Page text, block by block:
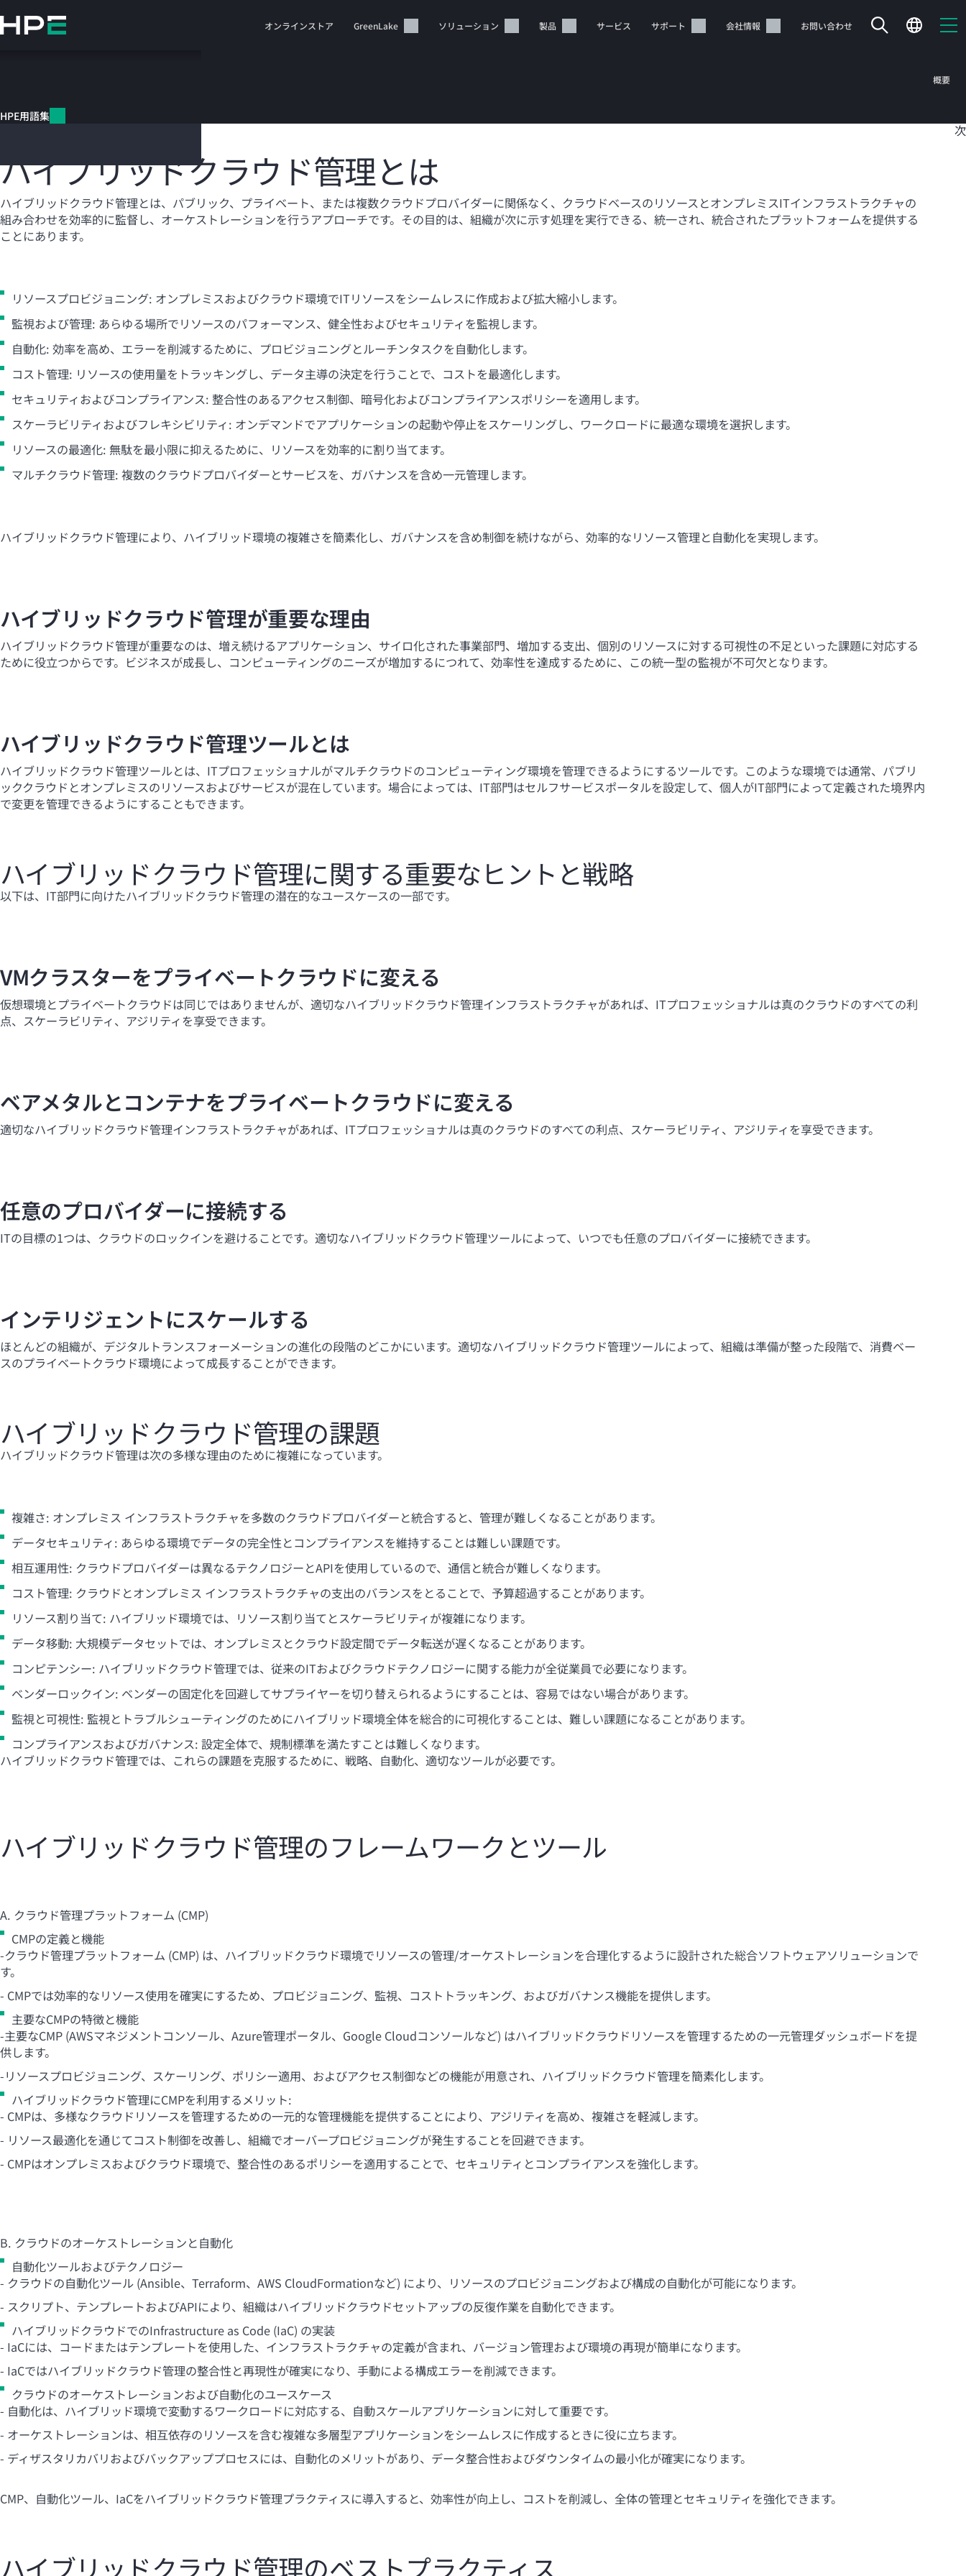
イ
ン
ス
キ
ッ
プ
す
る
オンラインストア GreenLake ソリューション 製品 サービス サポート 会社情報 お問い合わせ
カートは空です
概要
HPE用語集
ハイブリッドクラウド管理とは
ハイブリッドクラウド管理とは、パブリック、プライベート、または複数クラウドプロバイダーに関係なく、クラウドベースのリソースとオンプレミスITインフラストラクチャの
組み合わせを効率的に監督し、オーケストレーションを行うアプローチです。その目的は、組織が次に示す処理を実行できる、統一され、統合されたプラットフォームを提供する
ことにあります。
次
リソースプロビジョニング: オンプレミスおよびクラウド環境でITリソースをシームレスに作成および拡大縮小します。
監視および管理: あらゆる場所でリソースのパフォーマンス、健全性およびセキュリティを監視します。
自動化: 効率を高め、エラーを削減するために、プロビジョニングとルーチンタスクを自動化します。
コスト管理: リソースの使用量をトラッキングし、データ主導の決定を行うことで、コストを最適化します。
セキュリティおよびコンプライアンス: 整合性のあるアクセス制御、暗号化およびコンプライアンスポリシーを適用します。
スケーラビリティおよびフレキシビリティ: オンデマンドでアプリケーションの起動や停止をスケーリングし、ワークロードに最適な環境を選択します。
リソースの最適化: 無駄を最小限に抑えるために、リソースを効率的に割り当てます。
マルチクラウド管理: 複数のクラウドプロバイダーとサービスを、ガバナンスを含め一元管理します。
ハイブリッドクラウド管理により、ハイブリッド環境の複雑さを簡素化し、ガバナンスを含め制御を続けながら、効率的なリソース管理と自動化を実現します。
ハイブリッドクラウド管理が重要な理由
ハイブリッドクラウド管理が重要なのは、増え続けるアプリケーション、サイロ化された事業部門、増加する支出、個別のリソースに対する可視性の不足といった課題に対応する
ために役立つからです。ビジネスが成長し、コンピューティングのニーズが増加するにつれて、効率性を達成するために、この統一型の監視が不可欠となります。
ハイブリッドクラウド管理ツールとは
ハイブリッドクラウド管理ツールとは、ITプロフェッショナルがマルチクラウドのコンピューティング環境を管理できるようにするツールです。このような環境では通常、パブリ
ッククラウドとオンプレミスのリソースおよびサービスが混在しています。場合によっては、IT部門はセルフサービスポータルを設定して、個人がIT部門によって定義された境界内
で変更を管理できるようにすることもできます。
ハイブリッドクラウド管理に関する重要なヒントと戦略
以下は、IT部門に向けたハイブリッドクラウド管理の潜在的なユースケースの一部です。
VMクラスターをプライベートクラウドに変える
仮想環境とプライベートクラウドは同じではありませんが、適切なハイブリッドクラウド管理インフラストラクチャがあれば、ITプロフェッショナルは真のクラウドのすべての利
点、スケーラビリティ、アジリティを享受できます。
ベアメタルとコンテナをプライベートクラウドに変える
適切なハイブリッドクラウド管理インフラストラクチャがあれば、ITプロフェッショナルは真のクラウドのすべての利点、スケーラビリティ、アジリティを享受できます。
任意のプロバイダーに接続する
ITの目標の1つは、クラウドのロックインを避けることです。適切なハイブリッドクラウド管理ツールによって、いつでも任意のプロバイダーに接続できます。
インテリジェントにスケールする
ほとんどの組織が、デジタルトランスフォーメーションの進化の段階のどこかにいます。適切なハイブリッドクラウド管理ツールによって、組織は準備が整った段階で、消費ベー
スのプライベートクラウド環境によって成長することができます。
ハイブリッドクラウド管理の課題
ハイブリッドクラウド管理は次の多様な理由のために複雑になっています。
複雑さ: オンプレミス インフラストラクチャを多数のクラウドプロバイダーと統合すると、管理が難しくなることがあります。
データセキュリティ: あらゆる環境でデータの完全性とコンプライアンスを維持することは難しい課題です。
相互運用性: クラウドプロバイダーは異なるテクノロジーとAPIを使用しているので、通信と統合が難しくなります。
コスト管理: クラウドとオンプレミス インフラストラクチャの支出のバランスをとることで、予算超過することがあります。
リソース割り当て: ハイブリッド環境では、リソース割り当てとスケーラビリティが複雑になります。
データ移動: 大規模データセットでは、オンプレミスとクラウド設定間でデータ転送が遅くなることがあります。
コンピテンシー: ハイブリッドクラウド管理では、従来のITおよびクラウドテクノロジーに関する能力が全従業員で必要になります。
ベンダーロックイン: ベンダーの固定化を回避してサプライヤーを切り替えられるようにすることは、容易ではない場合があります。
監視と可視性: 監視とトラブルシューティングのためにハイブリッド環境全体を総合的に可視化することは、難しい課題になることがあります。
コンプライアンスおよびガバナンス: 設定全体で、規制標準を満たすことは難しくなります。
ハイブリッドクラウド管理では、これらの課題を克服するために、戦略、自動化、適切なツールが必要です。
ハイブリッドクラウド管理のフレームワークとツール
A. クラウド管理プラットフォーム (CMP)
CMPの定義と機能
-クラウド管理プラットフォーム (CMP) は、ハイブリッドクラウド環境でリソースの管理/オーケストレーションを合理化するように設計された総合ソフトウェアソリューションで
す。
- CMPでは効率的なリソース使用を確実にするため、プロビジョニング、監視、コストトラッキング、およびガバナンス機能を提供します。
主要なCMPの特徴と機能
-主要なCMP (AWSマネジメントコンソール、Azure管理ポータル、Google Cloudコンソールなど) はハイブリッドクラウドリソースを管理するための一元管理ダッシュボードを提
供します。
-リソースプロビジョニング、スケーリング、ポリシー適用、およびアクセス制御などの機能が用意され、ハイブリッドクラウド管理を簡素化します。
ハイブリッドクラウド管理にCMPを利用するメリット:
- CMPは、多様なクラウドリソースを管理するための一元的な管理機能を提供することにより、アジリティを高め、複雑さを軽減します。
- リソース最適化を通じてコスト制御を改善し、組織でオーバープロビジョニングが発生することを回避できます。
- CMPはオンプレミスおよびクラウド環境で、整合性のあるポリシーを適用することで、セキュリティとコンプライアンスを強化します。
B. クラウドのオーケストレーションと自動化
自動化ツールおよびテクノロジー
- クラウドの自動化ツール (Ansible、Terraform、AWS CloudFormationなど) により、リソースのプロビジョニングおよび構成の自動化が可能になります。
- スクリプト、テンプレートおよびAPIにより、組織はハイブリッドクラウドセットアップの反復作業を自動化できます。
ハイブリッドクラウドでのInfrastructure as Code (IaC) の実装
- IaCには、コードまたはテンプレートを使用した、インフラストラクチャの定義が含まれ、バージョン管理および環境の再現が簡単になります。
- IaCではハイブリッドクラウド管理の整合性と再現性が確実になり、手動による構成エラーを削減できます。
クラウドのオーケストレーションおよび自動化のユースケース
- 自動化は、ハイブリッド環境で変動するワークロードに対応する、自動スケールアプリケーションに対して重要です。
- オーケストレーションは、相互依存のリソースを含む複雑な多層型アプリケーションをシームレスに作成するときに役に立ちます。
- ディザスタリカバリおよびバックアッププロセスには、自動化のメリットがあり、データ整合性およびダウンタイムの最小化が確実になります。
CMP、自動化ツール、IaCをハイブリッドクラウド管理プラクティスに導入すると、効率性が向上し、コストを削減し、全体の管理とセキュリティを強化できます。
ハイブリッドクラウド管理のベストプラクティス